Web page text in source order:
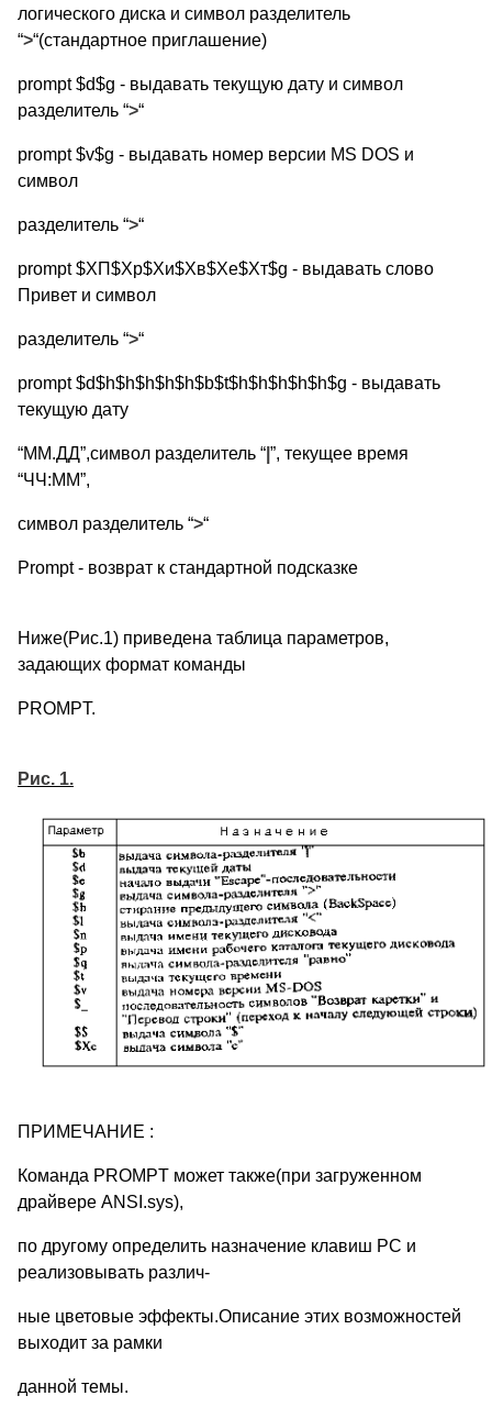
логического диска и символ разделитель
“>“(стандартное приглашение)
prompt $d$g - выдавать текущую дату и символ
разделитель “>“
prompt $v$g - выдавать номер версии MS DOS и
символ
разделитель “>“
prompt $XП$Xр$Xи$Xв$Xе$Xт$g - выдавать слово
Привет и символ
разделитель “>“
prompt $d$h$h$h$h$h$b$t$h$h$h$h$h$g - выдавать
текущую дату
“ММ.ДД”,символ разделитель “ ”, текущее время
“ЧЧ:ММ”,
символ разделитель “>“
Prompt - возврат к стандартной подсказке
Ниже(Рис.1) приведена таблица параметров,
задающих формат команды
PROMPT.
Рис. 1.
ПРИМЕЧАНИЕ :
Команда PROMPT может также(при загруженном
драйвере ANSI.sys),
по другому определить назначение клавиш PC и
реализовывать различ-
ные цветовые эффекты.Описание этих возможностей
выходит за рамки
данной темы.